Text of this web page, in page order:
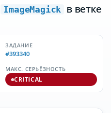
ImageMagick в ветке
ЗАДАНИЕ
#393340
МАКС. СЕРЬЁЗНОСТЬ
CRITICAL